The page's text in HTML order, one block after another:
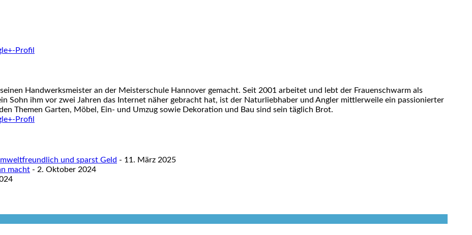
Handwerksmeister an der Meisterschule Hannover gemacht. Seit 2001 arbeitet und lebt der Frauenschwarm als
Sohn ihm vor zwei Jahren das Internet näher gebracht hat, ist der Naturliebhaber und Angler mittlerweile ein passionierter
Themen Garten, Möbel, Ein- und Umzug sowie Dekoration und Bau sind sein täglich Brot.
und sparst Geld - 11. März 2025
macht - 2. Oktober 2024